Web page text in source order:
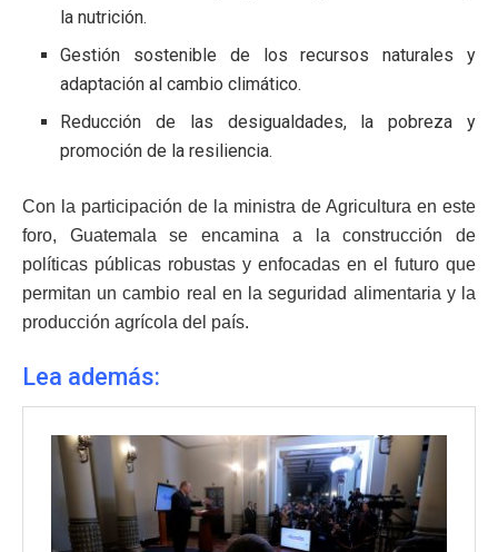
la nutrición.
Gestión sostenible de los recursos naturales y
adaptación al cambio climático.
Reducción de las desigualdades, la pobreza y
promoción de la resiliencia.
Con la participación de la ministra de Agricultura en este
foro, Guatemala se encamina a la construcción de
políticas públicas robustas y enfocadas en el futuro que
permitan un cambio real en la seguridad alimentaria y la
producción agrícola del país.
Lea además: